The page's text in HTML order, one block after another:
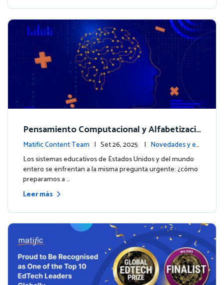
Pensamiento Computacional y Alfabetizaci
ón en Datos: Por qué las Matemáticas debe
n liderar el camino
Matific Content Team | Set 26, 2025 | Novedades y ev
entos
Los sistemas educativos de Estados Unidos y del mundo
entero se enfrentan a la misma pregunta urgente: ¿cómo
preparamos a …
Leer más